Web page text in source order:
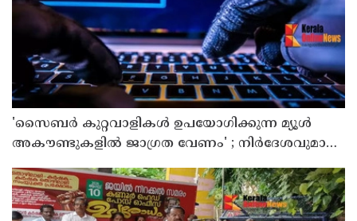
'സൈബര്‍ കുറ്റവാളികള്‍ ഉപയോഗിക്കുന്ന മ്യൂള്‍
അകൗണ്ടുകളില്‍ ജാഗ്രത വേണം' ; നിര്‍ദേശവുമായി